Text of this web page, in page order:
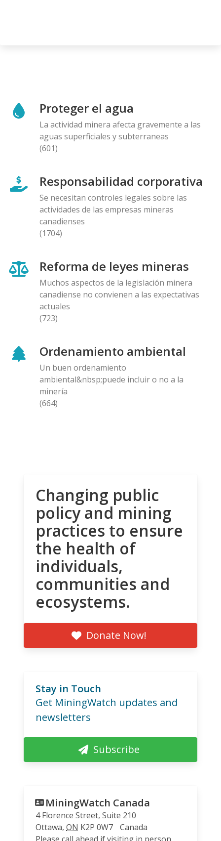
Proteger el agua
La actividad minera afecta gravemente a las
aguas superficiales y subterraneas
(601)
Responsabilidad corporativa
Se necesitan controles legales sobre las
actividades de las empresas mineras
canadienses
(1704)
Reforma de leyes mineras
Muchos aspectos de la legislación minera
canadiense no convienen a las expectativas
actuales
(723)
Ordenamiento ambiental
Un buen ordenamiento
ambiental&nbsp;puede incluir o no a la
minería
(664)
Changing public
policy and mining
practices to ensure
the health of
individuals,
communities and
ecosystems.
Donate Now!
Stay in Touch
Get MiningWatch updates and
newsletters
Subscribe
MiningWatch Canada
4 Florence Street, Suite 210
Ottawa, ON K2P 0W7
Canada
Please call ahead if visiting in person.